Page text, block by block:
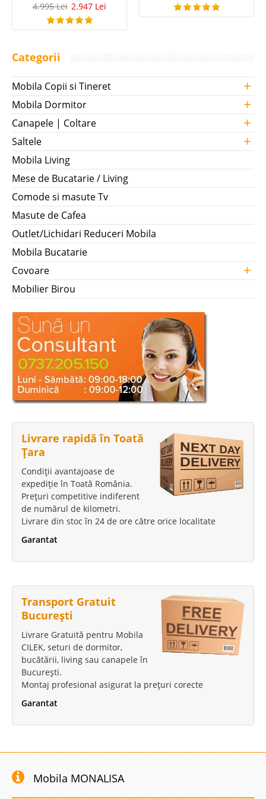
4.995 Lei 2.947 Lei
Categorii
Mobila Copii si Tineret +
Mobila Dormitor +
Canapele | Coltare +
Saltele +
Mobila Living
Mese de Bucatarie / Living
Comode si masute Tv
Masute de Cafea
Outlet/Lichidari Reduceri Mobila
Mobila Bucatarie
Covoare
+
Mobilier Birou
Livrare rapidă în Toată
Țara
Condiții avantajoase de
expediție în Toată România.
Prețuri competitive indiferent
de numărul de kilometri.
Livrare din stoc în 24 de ore către orice localitate
Garantat
Transport Gratuit
București
Livrare Gratuită pentru Mobila
CILEK, seturi de dormitor,
bucătării, living sau canapele în
București.
Montaj profesional asigurat la prețuri corecte
Garantat
Mobila MONALISA